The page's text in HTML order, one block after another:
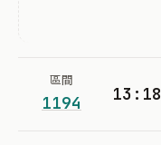
區間
1194 13:18